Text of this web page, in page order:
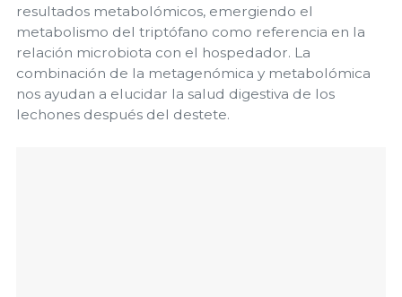
resultados metabolómicos, emergiendo el
metabolismo del triptófano como referencia en la
relación microbiota con el hospedador. La
combinación de la metagenómica y metabolómica
nos ayudan a elucidar la salud digestiva de los
lechones después del destete.